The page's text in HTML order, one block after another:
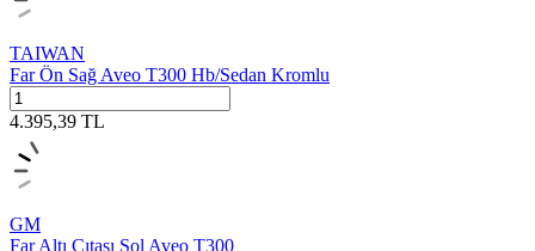
TAIWAN
Far Ön Sağ Aveo T300 Hb/Sedan Kromlu
4.395,39 TL
GM
Far Altı Çıtası Sol Aveo T300